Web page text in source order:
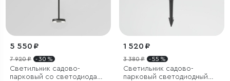
5 550 ₽
7 920 ₽ - 30 %
Светильник садово-
парковый со светодиодами
1 520 ₽
3 380 ₽ - 55 %
Светильник садово-
парковый светодиодный